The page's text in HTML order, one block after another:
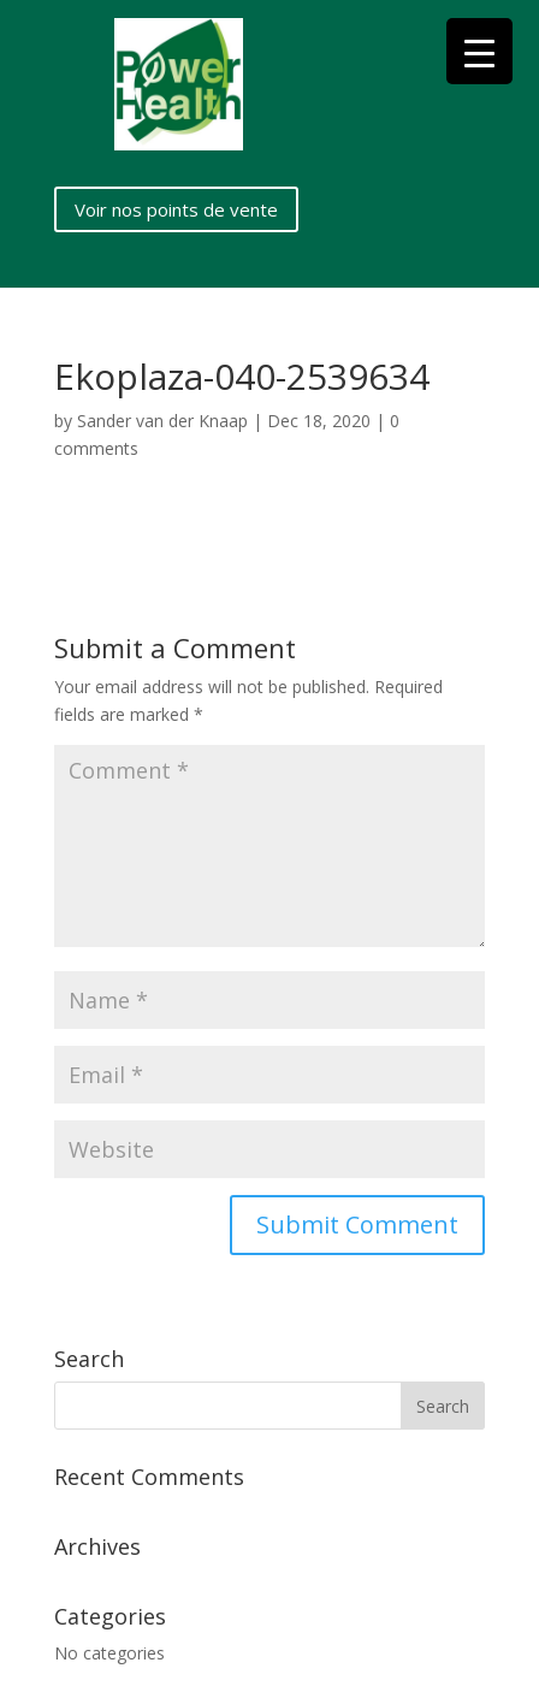
Voir nos points de vente
Ekoplaza-040-2539634
by Sander van der Knaap | Dec 18, 2020 | 0
comments
Submit a Comment
Your email address will not be published. Required
fields are marked *
Search
Recent Comments
Archives
Categories
No categories